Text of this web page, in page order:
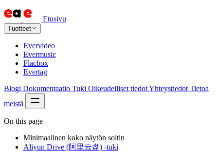
Etusivu
Tuotteet
Evervideo
Evermusic
Flacbox
Evertag
Blogi Dokumentaatio Tuki Oikeudelliset tiedotYhteystiedot Tietoa
meistä
On this page
Minimaalinen koko näytön soitin
Aliyun Drive (阿里云盘) -tuki